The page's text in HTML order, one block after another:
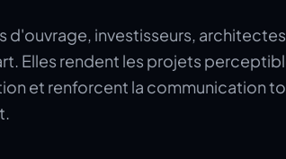
d'ouvrage, investisseurs,
Elles rendent les projets
et renforcent la communication